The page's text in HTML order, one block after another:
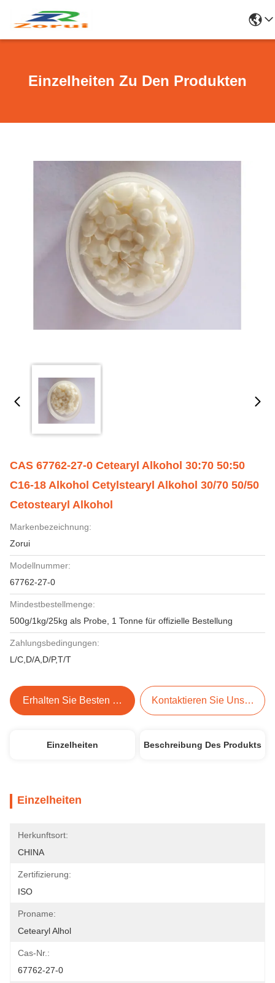
Einzelheiten Zu Den Produkten
CAS 67762-27-0 Cetearyl Alkohol 30:70 50:50
C16-18 Alkohol Cetylstearyl Alkohol 30/70 50/50
Cetostearyl Alkohol
Markenbezeichnung:
Zorui
Modellnummer:
67762-27-0
Mindestbestellmenge:
500g/1kg/25kg als Probe, 1 Tonne für offizielle Bestellung
Zahlungsbedingungen:
L/C,D/A,D/P,T/T
Erhalten Sie Besten Preis Kontaktieren Sie Uns Jetzt
Einzelheiten Beschreibung Des Produkts
Einzelheiten
Herkunftsort:
CHINA
Zertifizierung:
ISO
Proname:
Cetearyl Alhol
Cas-Nr.:
67762-27-0